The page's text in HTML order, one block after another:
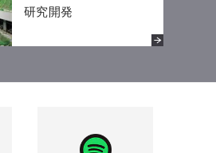
研究開発